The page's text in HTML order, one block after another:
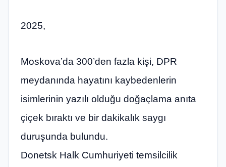
2025,
Moskova’da 300’den fazla kişi, DPR
meydanında hayatını kaybedenlerin
isimlerinin yazılı olduğu doğaçlama anıta
çiçek bıraktı ve bir dakikalık saygı
duruşunda bulundu.
Donetsk Halk Cumhuriyeti temsilcilik